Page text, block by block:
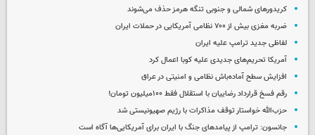
کریدورهای شمالی و جنوبی تنگه هرمز حذف می‌شوند
ضربه مغزی بیش از ۷۰۰ نظامی آمریکایی در حملات ایران
لفاظی جدید ترامپ علیه ایران
آمریکا تحریم‌های جدیدی علیه کوبا اعمال کرد
افزایش سطح آماده‌باش نظامی و امنیتی در عراق
رقم فسخ قرارداد رضاییان با استقلال فقط ۱۰۰میلیون تومان!
حزب‌الله خواستار توقف مذاکرات با رژیم صهیونیستی شد
جانسون: ترامپ از پیامدهای جنگ با ایران برای آمریکایی‌ها آگاه است